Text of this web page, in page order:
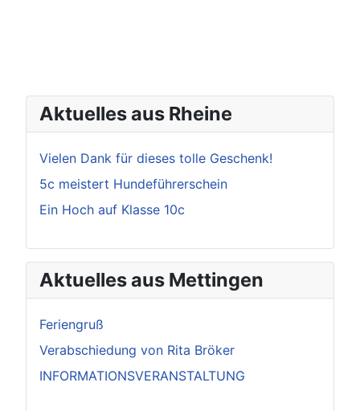
Aktuelles aus Rheine
Vielen Dank für dieses tolle Geschenk!
5c meistert Hundeführerschein
Ein Hoch auf Klasse 10c
Aktuelles aus Mettingen
Feriengruß
Verabschiedung von Rita Bröker
INFORMATIONSVERANSTALTUNG